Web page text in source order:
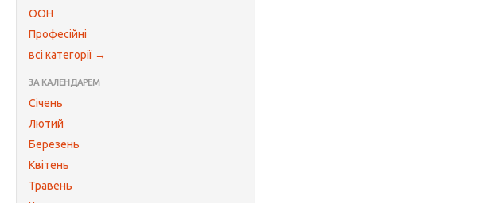
ООН
Професійні
всі категорії →
ЗА КАЛЕНДАРЕМ
Січень
Лютий
Березень
Квітень
Травень